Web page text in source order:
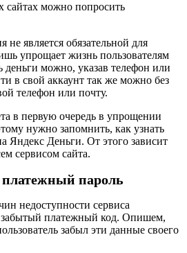
сайтах можно попросить
является обязательной для
упрощает жизнь пользователям
деньги можно, указав телефон или
в свой аккаунт так же можно без
телефон или почту.
в первую очередь в упрощении
нужно запомнить, как узнать
Яндекс Деньги. От этого зависит
сервисом сайта.
пароль
недоступности сервиса
забытый платежный код. Опишем,
забыл эти данные своего